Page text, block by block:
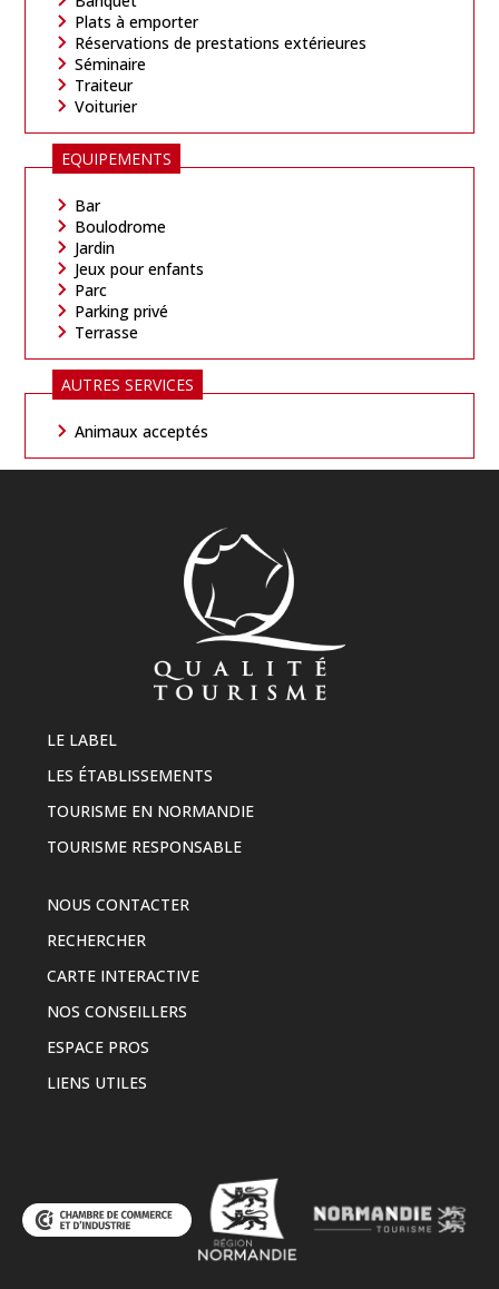
Plats à emporter
Réservations de prestations extérieures
Séminaire
Traiteur
Voiturier
EQUIPEMENTS
Bar
Boulodrome
Jardin
Jeux pour enfants
Parc
Parking privé
Terrasse
AUTRES SERVICES
Animaux acceptés
LE LABEL
LES ÉTABLISSEMENTS
TOURISME EN NORMANDIE
TOURISME RESPONSABLE
NOUS CONTACTER
RECHERCHER
CARTE INTERACTIVE
NOS CONSEILLERS
ESPACE PROS
LIENS UTILES